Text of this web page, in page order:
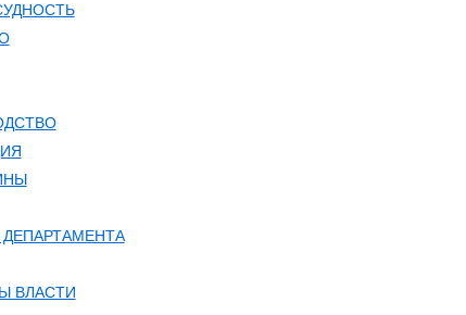
ВЛАСТИ